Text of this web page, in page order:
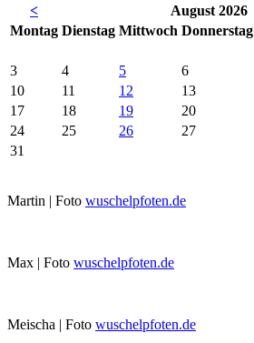
< August 2026
Montag Dienstag Mittwoch Donnerstag
3
4 5 6
10
11 12 13
17
18 19 20
24
25 26 27
31
Martin | Foto wuschelpfoten.de
Max | Foto wuschelpfoten.de
Meischa | Foto wuschelpfoten.de